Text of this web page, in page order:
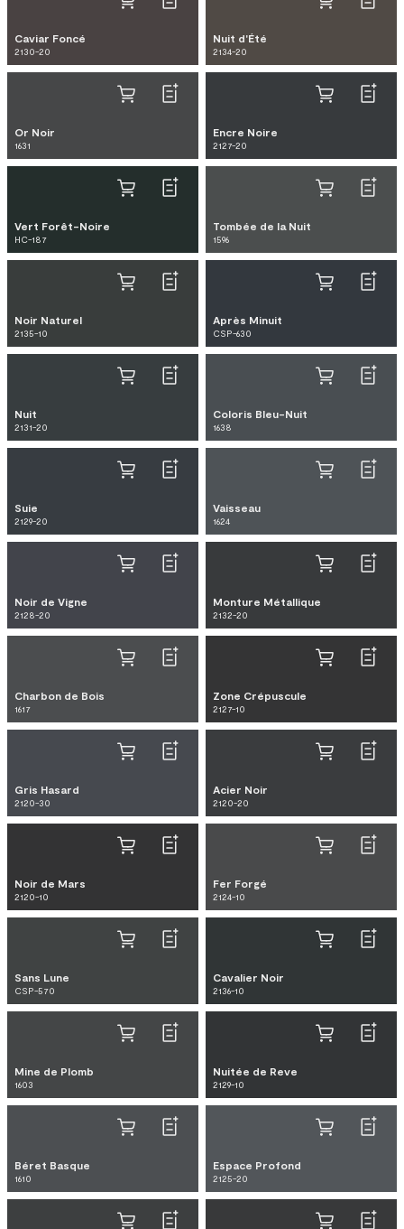
Caviar Foncé
2130-20
Nuit d'Été
2134-20
Or Noir
1631
Encre Noire
2127-20
Vert Forêt-Noire
HC-187
Tombée de la Nuit
1596
Noir Naturel
2135-10
Après Minuit
CSP-630
Nuit
2131-20
Coloris Bleu-Nuit
1638
Suie
2129-20
Vaisseau
1624
Noir de Vigne
2128-20
Monture Métallique
2132-20
Charbon de Bois
1617
Zone Crépuscule
2127-10
Gris Hasard
2120-30
Acier Noir
2120-20
Noir de Mars
2120-10
Fer Forgé
2124-10
Sans Lune
CSP-570
Cavalier Noir
2136-10
Mine de Plomb
1603
Nuitée de Reve
2129-10
Béret Basque
1610
Espace Profond
2125-20